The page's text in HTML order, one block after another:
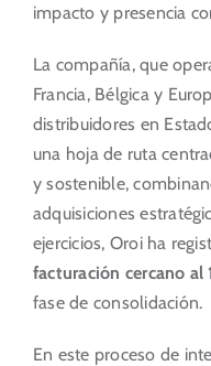
impacto y presencia
La compañía, que
Francia, Bélgica y
distribuidores en
una hoja de ruta
y sostenible,
adquisiciones
ejercicios, Oroi ha
facturación cercano al
fase de consolidación.
En este proceso de